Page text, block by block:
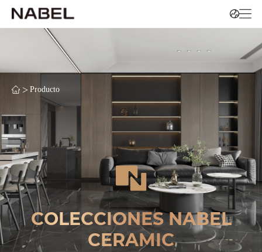
> Producto
COLECCIONES NABEL
CERAMIC